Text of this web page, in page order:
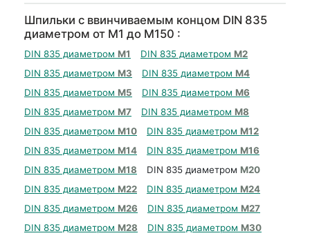
Шпильки с ввинчиваемым концом DIN 835
диаметром от М1 до М150 :
DIN 835 диаметром М1 DIN 835 диаметром М2
DIN 835 диаметром М3 DIN 835 диаметром М4
DIN 835 диаметром М5 DIN 835 диаметром М6
DIN 835 диаметром М7 DIN 835 диаметром М8
DIN 835 диаметром М10 DIN 835 диаметром М12
DIN 835 диаметром М14 DIN 835 диаметром М16
DIN 835 диаметром М18 DIN 835 диаметром М20
DIN 835 диаметром М22 DIN 835 диаметром М24
DIN 835 диаметром М26 DIN 835 диаметром М27
DIN 835 диаметром М28 DIN 835 диаметром М30